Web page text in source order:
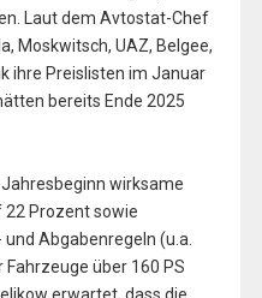
Laut dem Avtostat-Chef
Moskwitsch, UAZ, Belgee,
ihre Preislisten im Januar
bereits Ende 2025
wirksame
Prozent sowie
Abgabenregeln (u.a.
über 160 PS